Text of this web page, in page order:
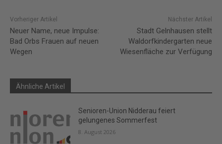
Vorheriger Artikel
Neuer Name, neue Impulse:
Bad Orbs Frauen auf neuen
Wegen
Nächster Artikel
Stadt Gelnhausen stellt
Waldorfkindergarten neue
Wiesenfläche zur Verfügung
Ähnliche Artikel
Senioren-Union Nidderau feiert
gelungenes Sommerfest
8. August 2026